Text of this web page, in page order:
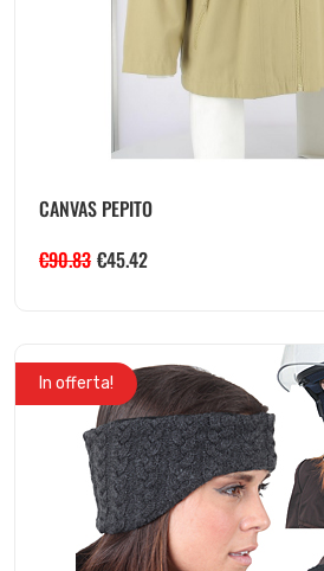
CANVAS PEPITO
€90.83 €45.42
In offerta!